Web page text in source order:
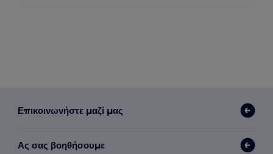
Επικοινωνήστε μαζί μας
Ας σας βοηθήσουμε